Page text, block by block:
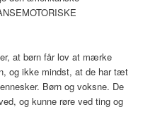
at børn får lov at mærke
og ikke mindst, at de har tæt
Børn og voksne. De
og kunne røre ved ting og